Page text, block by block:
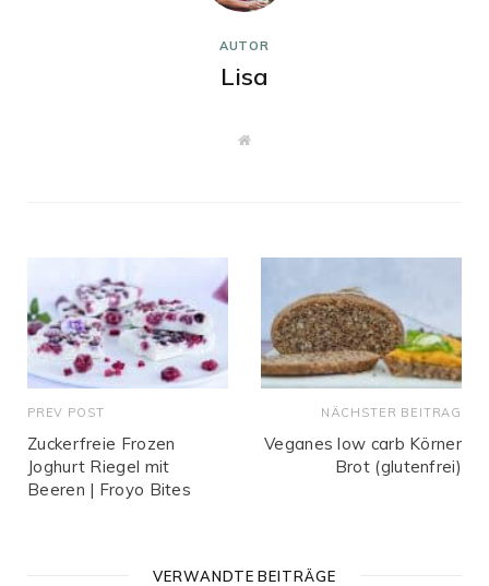
AUTOR
Lisa
W
PREV POST
Zuckerfreie Frozen
Joghurt Riegel mit
Beeren | Froyo Bites
NÄCHSTER BEITRAG
Veganes low carb Körner
Brot (glutenfrei)
VERWANDTE BEITRÄGE